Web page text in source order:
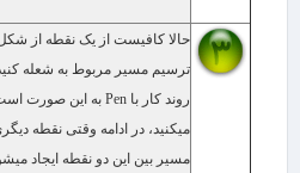
حالا کافی​ست از یک نقطه از
ترسیم مسیر مربوط به شعله
روند کار باPen به این صورت است
می​کنید، در ادامه وقتی نقطه
مسیر بین این دو نقطه ایجاد